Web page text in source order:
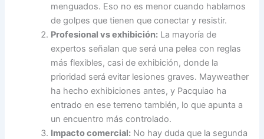
menguados. Eso no es menor cuando hablamos
de golpes que tienen que conectar y resistir.
Profesional vs exhibición: La mayoría de
expertos señalan que será una pelea con reglas
más flexibles, casi de exhibición, donde la
prioridad será evitar lesiones graves. Mayweather
ha hecho exhibiciones antes, y Pacquiao ha
entrado en ese terreno también, lo que apunta a
un encuentro más controlado.
Impacto comercial: No hay duda que la segunda